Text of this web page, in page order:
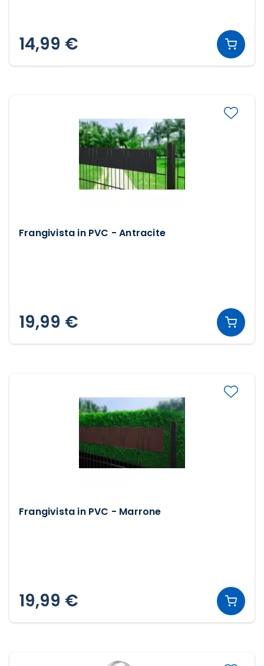
14,99 €
Frangivista in PVC - Antracite
19,99 €
Frangivista in PVC - Marrone
19,99 €